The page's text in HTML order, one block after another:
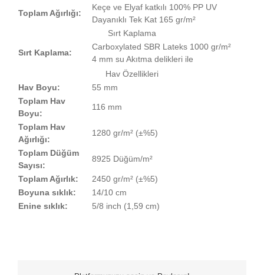
Toplam Ağırlığı:
Keçe ve Elyaf katkılı 100% PP UV
Dayanıklı Tek Kat 165 gr/m²
Sırt Kaplama
Sırt Kaplama:
Carboxylated SBR Lateks 1000 gr/m²
4 mm su Akıtma delikleri ile
Hav Özellikleri
Hav Boyu:
55 mm
Toplam Hav
Boyu:
116 mm
Toplam Hav
Ağırlığı:
1280 gr/m² (±%5)
Toplam Düğüm
Sayısı:
8925 Düğüm/m²
Toplam Ağırlık:
2450 gr/m² (±%5)
Boyuna sıklık:
14/10 cm
Enine sıklık:
5/8 inch (1,59 cm)